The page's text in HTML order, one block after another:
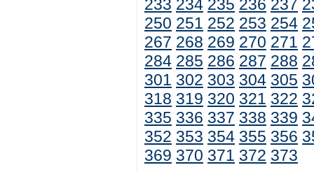
233 234 235 236 237
250 251 252 253 254
267 268 269 270 271
284 285 286 287 288
301 302 303 304 305
318 319 320 321 322
335 336 337 338 339
352 353 354 355 356
369 370 371 372 373